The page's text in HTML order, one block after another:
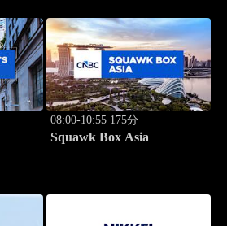
08:00-10:55 175分
Squawk Box Asia